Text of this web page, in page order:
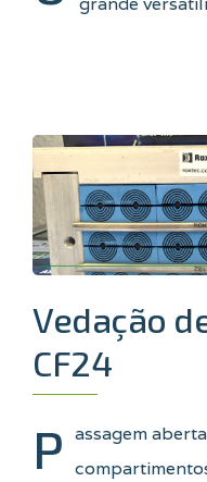
Vedação
CF24
P assagem